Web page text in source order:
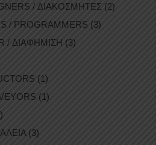
/ ΔΙΑΚΟΣΜΗΤΕΣ (2)
/ PROGRAMMERS (3)
/ ΔΙΑΦΗΜΙΣΗ (3)
(1)
(1)
(3)